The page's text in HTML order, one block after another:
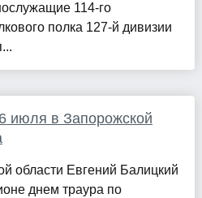
114-го
полка 127-й дивизии
июля в Запорожской
области Евгений Балицкий
днем траура по